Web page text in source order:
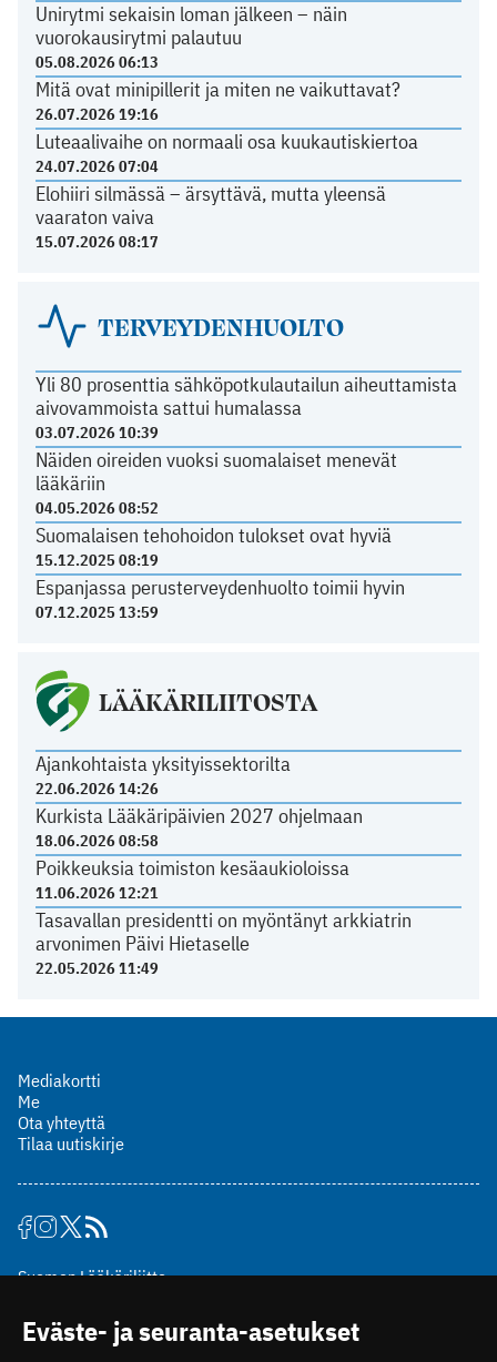
Unirytmi sekaisin loman jälkeen – näin
vuorokausirytmi palautuu
05.08.2026 06:13
Mitä ovat minipillerit ja miten ne vaikuttavat?
26.07.2026 19:16
Luteaalivaihe on normaali osa kuukautiskiertoa
24.07.2026 07:04
Elohiiri silmässä – ärsyttävä, mutta yleensä
vaaraton vaiva
15.07.2026 08:17
TERVEYDENHUOLTO
Yli 80 prosenttia sähköpotkulautailun aiheuttamista
aivovammoista sattui humalassa
03.07.2026 10:39
Näiden oireiden vuoksi suomalaiset menevät
lääkäriin
04.05.2026 08:52
Suomalaisen tehohoidon tulokset ovat hyviä
15.12.2025 08:19
Espanjassa perusterveydenhuolto toimii hyvin
07.12.2025 13:59
LÄÄKÄRILIITOSTA
Ajankohtaista yksityissektorilta
22.06.2026 14:26
Kurkista Lääkäripäivien 2027 ohjelmaan
18.06.2026 08:58
Poikkeuksia toimiston kesäaukioloissa
11.06.2026 12:21
Tasavallan presidentti on myöntänyt arkkiatrin
arvonimen Päivi Hietaselle
22.05.2026 11:49
Mediakortti
Me
Ota yhteyttä
Tilaa uutiskirje
Suomen Lääkäriliitto
00510 Helsinki
puh. (09) 393 091
Eväste- ja seuranta-asetukset